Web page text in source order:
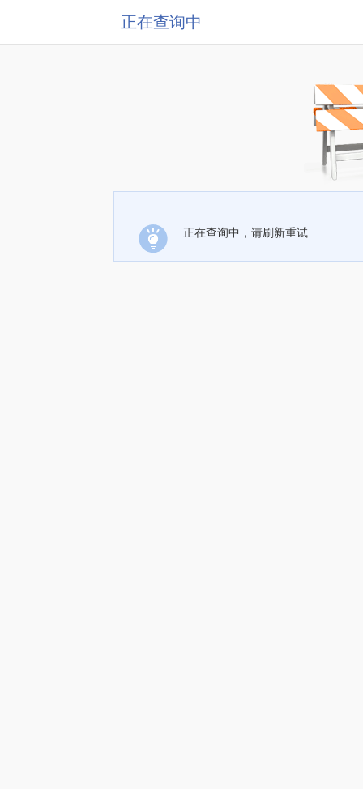
正在查询中
正在查询中，请刷新重试